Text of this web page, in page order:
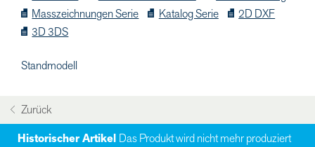
Masszeichnungen Serie
Katalog Serie
2D DXF
3D 3DS
Standmodell
Zurück
Historischer Artikel Das Produkt wird nicht mehr produziert